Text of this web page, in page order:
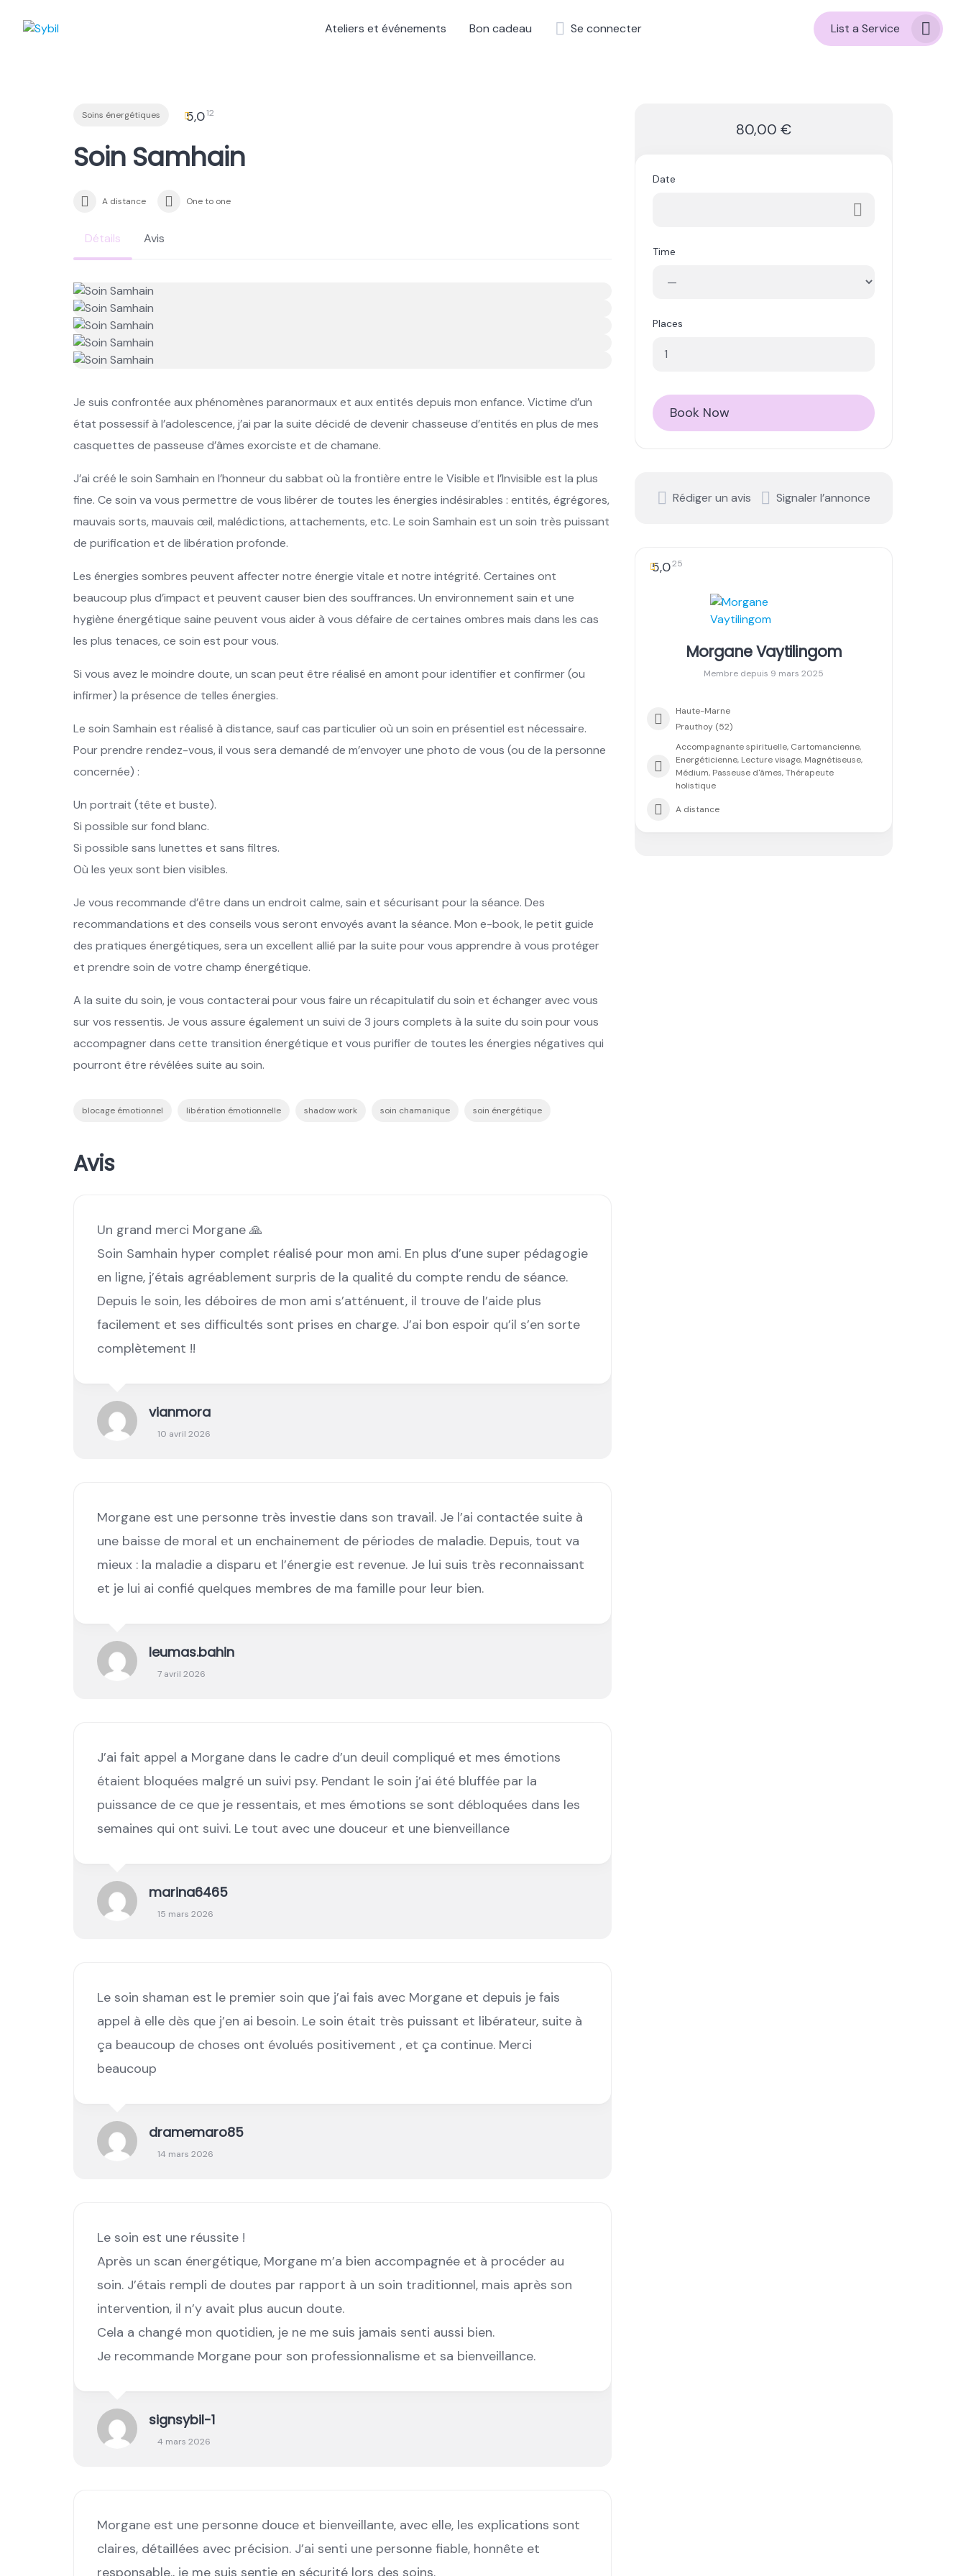
Ateliers et événements Bon cadeau Se connecter List a Service
Soins énergétiques 5,012
Soin Samhain
A distance One to one
Détails Avis
Je suis confrontée aux phénomènes paranormaux et aux entités depuis mon enfance. Victime d’un
état possessif à l’adolescence, j’ai par la suite décidé de devenir chasseuse d’entités en plus de mes
casquettes de passeuse d’âmes exorciste et de chamane.
J’ai créé le soin Samhain en l’honneur du sabbat où la frontière entre le Visible et l’Invisible est la plus
fine. Ce soin va vous permettre de vous libérer de toutes les énergies indésirables : entités, égrégores,
mauvais sorts, mauvais œil, malédictions, attachements, etc. Le soin Samhain est un soin très puissant
de purification et de libération profonde.
Les énergies sombres peuvent affecter notre énergie vitale et notre intégrité. Certaines ont
beaucoup plus d’impact et peuvent causer bien des souffrances. Un environnement sain et une
hygiène énergétique saine peuvent vous aider à vous défaire de certaines ombres mais dans les cas
les plus tenaces, ce soin est pour vous.
Si vous avez le moindre doute, un scan peut être réalisé en amont pour identifier et confirmer (ou
infirmer) la présence de telles énergies.
Le soin Samhain est réalisé à distance, sauf cas particulier où un soin en présentiel est nécessaire.
Pour prendre rendez-vous, il vous sera demandé de m’envoyer une photo de vous (ou de la personne
concernée) :
Un portrait (tête et buste).
Si possible sur fond blanc.
Si possible sans lunettes et sans filtres.
Où les yeux sont bien visibles.
Je vous recommande d’être dans un endroit calme, sain et sécurisant pour la séance. Des
recommandations et des conseils vous seront envoyés avant la séance. Mon e-book, le petit guide
des pratiques énergétiques, sera un excellent allié par la suite pour vous apprendre à vous protéger
et prendre soin de votre champ énergétique.
A la suite du soin, je vous contacterai pour vous faire un récapitulatif du soin et échanger avec vous
sur vos ressentis. Je vous assure également un suivi de 3 jours complets à la suite du soin pour vous
accompagner dans cette transition énergétique et vous purifier de toutes les énergies négatives qui
pourront être révélées suite au soin.
blocage émotionnel libération émotionnelle shadow work soin chamanique soin énergétique
Avis
vianmora
10 avril 2026
Un grand merci Morgane 🙏
Soin Samhain hyper complet réalisé pour mon ami. En plus d’une super pédagogie
en ligne, j’étais agréablement surpris de la qualité du compte rendu de séance.
Depuis le soin, les déboires de mon ami s’atténuent, il trouve de l’aide plus
facilement et ses difficultés sont prises en charge. J’ai bon espoir qu’il s’en sorte
complètement !!
leumas.bahin
7 avril 2026
Morgane est une personne très investie dans son travail. Je l’ai contactée suite à
une baisse de moral et un enchainement de périodes de maladie. Depuis, tout va
mieux : la maladie a disparu et l’énergie est revenue. Je lui suis très reconnaissant
et je lui ai confié quelques membres de ma famille pour leur bien.
marina6465
15 mars 2026
J’ai fait appel a Morgane dans le cadre d’un deuil compliqué et mes émotions
étaient bloquées malgré un suivi psy. Pendant le soin j’ai été bluffée par la
puissance de ce que je ressentais, et mes émotions se sont débloquées dans les
semaines qui ont suivi. Le tout avec une douceur et une bienveillance
dramemaro85
14 mars 2026
Le soin shaman est le premier soin que j’ai fais avec Morgane et depuis je fais
appel à elle dès que j’en ai besoin. Le soin était très puissant et libérateur, suite à
ça beaucoup de choses ont évolués positivement , et ça continue. Merci
beaucoup
signsybil-1
4 mars 2026
Le soin est une réussite !
Après un scan énergétique, Morgane m’a bien accompagnée et à procéder au
soin. J’étais rempli de doutes par rapport à un soin traditionnel, mais après son
intervention, il n’y avait plus aucun doute.
Cela a changé mon quotidien, je ne me suis jamais senti aussi bien.
Je recommande Morgane pour son professionnalisme et sa bienveillance.
Morgane est une personne douce et bienveillante, avec elle, les explications sont
claires, détaillées avec précision. J’ai senti une personne fiable, honnête et
responsable., je me suis sentie en sécurité lors des soins.
80,00 €
Date
Time
Places
Book Now
Rédiger un avis Signaler l’annonce
Morgane Vaytilingom
5,025
Membre depuis 9 mars 2025
Haute-Marne
Prauthoy (52)
Accompagnante spirituelle, Cartomancienne,
Energéticienne, Lecture visage, Magnétiseuse,
Médium, Passeuse d'âmes, Thérapeute
holistique
A distance